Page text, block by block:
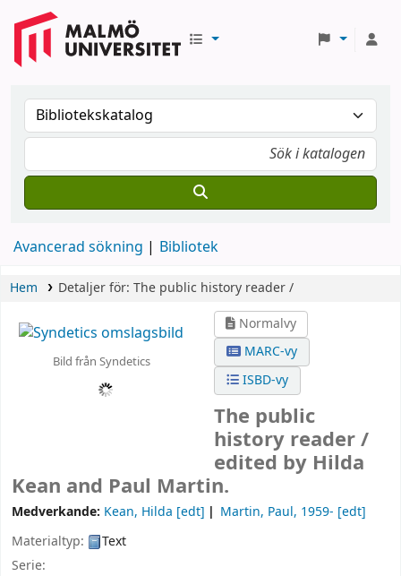
Avancerad sökning Bibliotek
Hem Detaljer för: The public history reader /
Bild från Syndetics
Normalvy
MARC-vy
ISBD-vy
The public
history reader /
edited by Hilda
Kean and Paul Martin.
Medverkande: Kean, Hilda [edt] Martin, Paul, 1959- [edt]
Materialtyp:
Text
Serie: